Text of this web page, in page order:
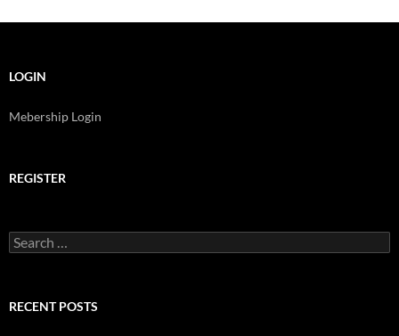
LOGIN
Mebership Login
REGISTER
Search
for:
RECENT POSTS